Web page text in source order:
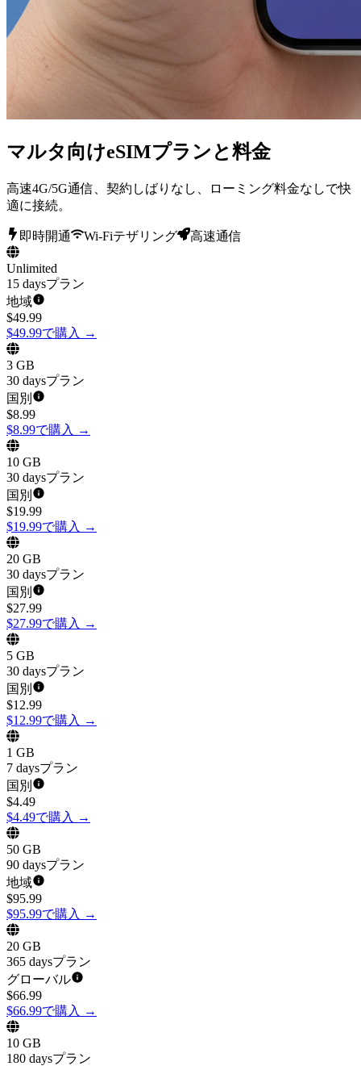
マルタ向けeSIMプランと料金
高速4G/5G通信、契約しばりなし、ローミング料金なしで快
適に接続。
即時開通 Wi-Fiテザリング 高速通信
Unlimited
15 daysプラン
地域
$49.99
$49.99で購入 →
3 GB
30 daysプラン
国別
$8.99
$8.99で購入 →
10 GB
30 daysプラン
国別
$19.99
$19.99で購入 →
20 GB
30 daysプラン
国別
$27.99
$27.99で購入 →
5 GB
30 daysプラン
国別
$12.99
$12.99で購入 →
1 GB
7 daysプラン
国別
$4.49
$4.49で購入 →
50 GB
90 daysプラン
地域
$95.99
$95.99で購入 →
20 GB
365 daysプラン
グローバル
$66.99
$66.99で購入 →
10 GB
180 daysプラン